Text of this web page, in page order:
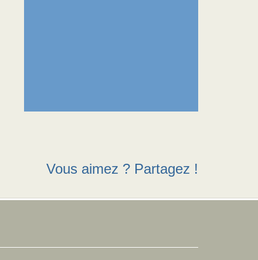
Vous aimez ? Partagez !